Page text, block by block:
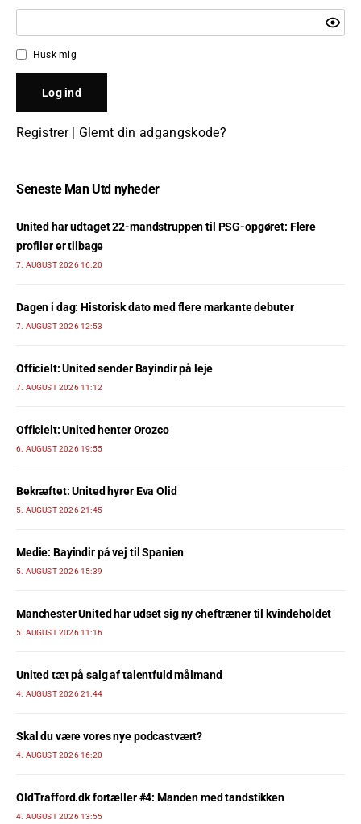
Husk mig
Registrer| Glemt din adgangskode?
Seneste Man Utd nyheder
United har udtaget 22-mandstruppen til PSG-opgøret: Flere
profiler er tilbage
7. AUGUST 2026 16:20
Dagen i dag: Historisk dato med flere markante debuter
7. AUGUST 2026 12:53
Officielt: United sender Bayindir på leje
7. AUGUST 2026 11:12
Officielt: United henter Orozco
6. AUGUST 2026 19:55
Bekræftet: United hyrer Eva Olid
5. AUGUST 2026 21:45
Medie: Bayindir på vej til Spanien
5. AUGUST 2026 15:39
Manchester United har udset sig ny cheftræner til kvindeholdet
5. AUGUST 2026 11:16
United tæt på salg af talentfuld målmand
4. AUGUST 2026 21:44
Skal du være vores nye podcastvært?
4. AUGUST 2026 16:20
OldTrafford.dk fortæller #4: Manden med tandstikken
4. AUGUST 2026 13:55